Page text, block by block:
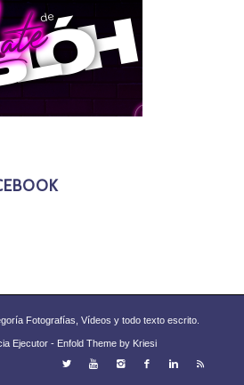
Fotografías, Vídeos y todo texto escrito.
Ejecutor - Enfold Theme by Kriesi